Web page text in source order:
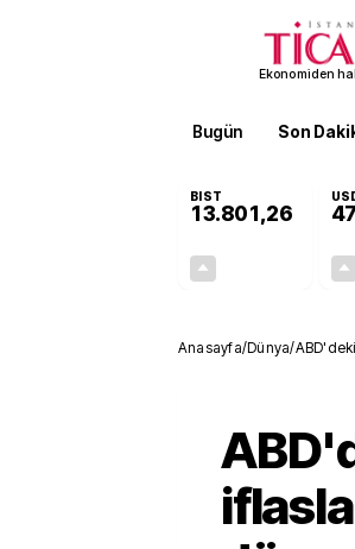
Ekonomiden
Bugün Son
BIST
13.801,26
Anasayfa/Dünya/